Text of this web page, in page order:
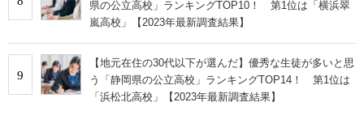
県の公立高校」ランキングTOP10！ 第1位は「横浜翠
嵐高校」【2023年最新調査結果】
9
【地元在住の30代以下が選んだ】優秀な生徒が多いと思
う「静岡県の公立高校」ランキングTOP14！ 第1位は
「浜松北高校」【2023年最新調査結果】